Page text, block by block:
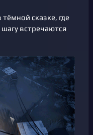
сказке, где
встречаются